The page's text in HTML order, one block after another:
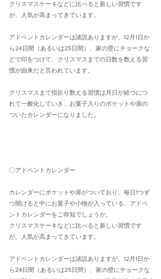
クリスマスケーキなどに比べると新しい習慣です
が、人気が高まってきています。
アドベントカレンダーは諸説ありますが、12月1日か
ら24日間（あるいは25日間）、家の壁にチョークな
どで印をつけて、クリスマスまでの日数を数える習
慣が由来だと言われています。
クリスマスまで指折り数える習慣は月日が経つにつ
れて一般化していき、お菓子入りのポケットや扉の
ついたカレンダーになりました。
〇アドベントカレンダー
カレンダーにポケットや扉がついており、毎日1つず
つ開けると中にお菓子や小物が入っている、アドベ
ントカレンダーをご存知でしょうか。
クリスマスケーキなどに比べると新しい習慣です
が、人気が高まってきています。
アドベントカレンダーは諸説ありますが、12月1日か
ら24日間（あるいは25日間）、家の壁にチョークな